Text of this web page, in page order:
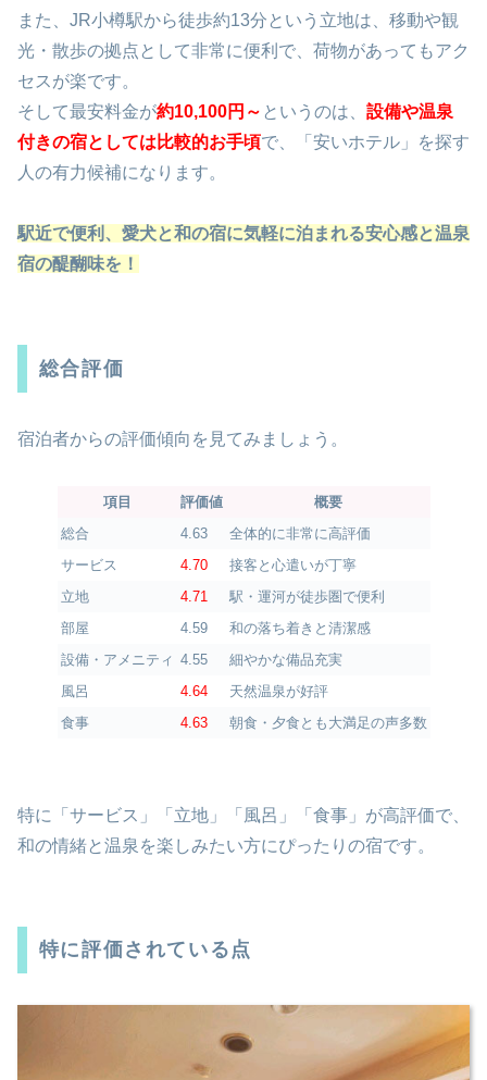
また、JR小樽駅から徒歩約13分という立地は、移動や観
光・散歩の拠点として非常に便利で、荷物があってもアク
セスが楽です。
そして最安料金が約10,100円～ というのは、 設備や温泉
付きの宿としては比較的お手頃で、「安いホテル」を探す
人の有力候補になります。
駅近で便利、愛犬と和の宿に気軽に泊まれる安心感と温泉
宿の醍醐味を！
総合評価
宿泊者からの評価傾向を見てみましょう。
項目 評価値
概要
総合
4.63
全体的に非常に高評価
サービス
4.70
接客と心遣いが丁寧
立地
4.71
駅・運河が徒歩圏で便利
部屋
4.59
和の落ち着きと清潔感
設備・アメニティ 4.55
細やかな備品充実
風呂
4.64
天然温泉が好評
食事
4.63 朝食・夕食とも大満足の声多数
特に「サービス」「立地」「風呂」「食事」が高評価で、
和の情緒と温泉を楽しみたい方にぴったりの宿です。
特に評価されている点